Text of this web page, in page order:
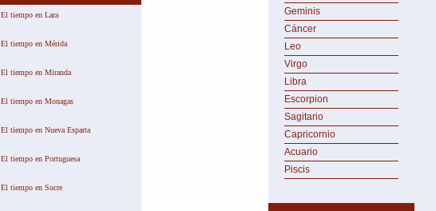
El tiempo en Lara
El tiempo en Mérida
El tiempo en Miranda
El tiempo en Monagas
El tiempo en Nueva Esparta
El tiempo en Portuguesa
El tiempo en Sucre
Geminis
Cáncer
Leo
Virgo
Libra
Escorpion
Sagitario
Capricornio
Acuario
Piscis